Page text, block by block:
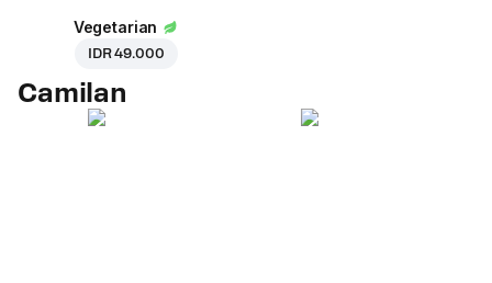
Vegetarian
IDR 49.000
Camilan